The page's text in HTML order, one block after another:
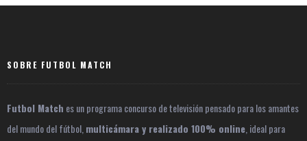
principal
SOBRE FUTBOL MATCH
Futbol Match es un programa concurso de televisión pensado para los amantes
del mundo del fútbol, multicámara y realizado 100% online , ideal para